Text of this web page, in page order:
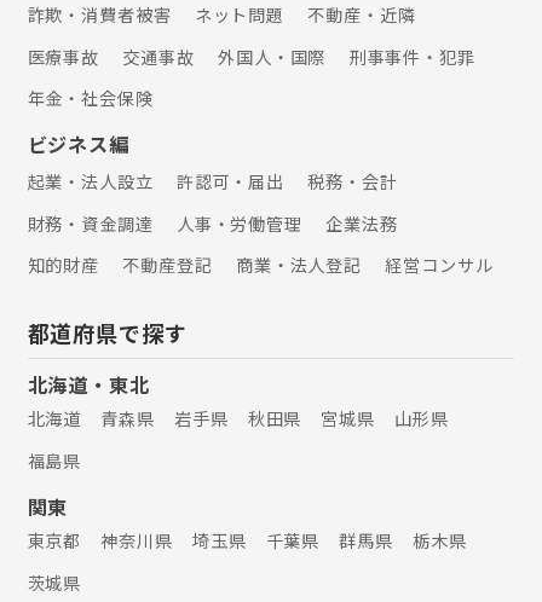
詐欺・消費者被害
ネット問題
不動産・近隣
医療事故
交通事故 外国人・国際
刑事事件・犯罪
年金・社会保険
ビジネス編
起業・法人設立 許認可・届出
税務・会計
財務・資金調達
人事・労働管理
企業法務
知的財産
不動産登記 商業・法人登記 経営コンサル
都道府県で探す
北海道・東北
北海道 青森県 岩手県 秋田県 宮城県
山形県
福島県
関東
東京都 神奈川県 埼玉県 千葉県 群馬県
栃木県
茨城県